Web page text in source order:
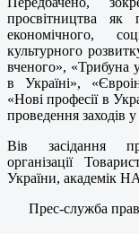
просвітництва як
економічного,
культурного
вченого», «Трибуна
в Україні»,
«Нові професії в
проведення заходів
Вів засідання
організації
України, академік
Прес-служба